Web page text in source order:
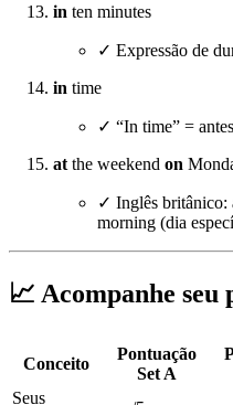
in ten minutes
✓ Expressão de
in time
✓ “In time” =
at the weekend on
✓ Inglês britânico:
morning (dia
📈 Acompanhe seu
Conceito
Pontuação
Set A
Seus